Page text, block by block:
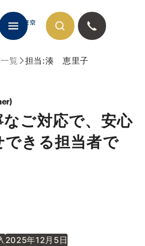
覧 担当:湊 恵里子
ご対応で、安心
できる担当者で
2025年12月5日